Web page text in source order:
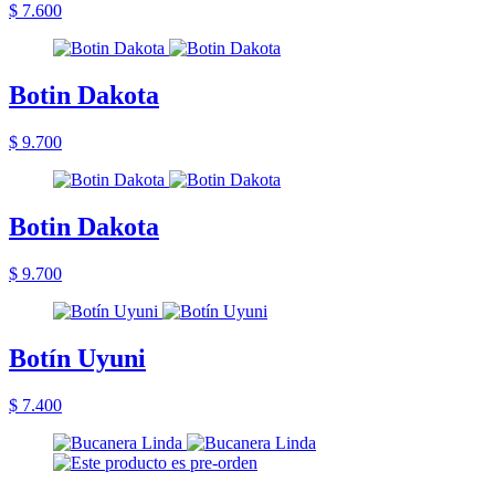
$ 7.600
Botin Dakota
$ 9.700
Botin Dakota
$ 9.700
Botín Uyuni
$ 7.400